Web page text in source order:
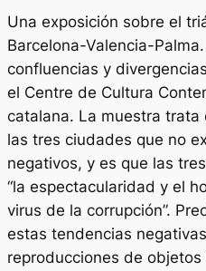
Una exposición sobre el
Barcelona-Valencia-
confluencias y divergencias
el Centre de Cultura
catalana. La muestra
las tres ciudades que no
negativos, y es que las
“la espectacularidad y el
virus de la corrupción”.
estas tendencias
reproducciones de